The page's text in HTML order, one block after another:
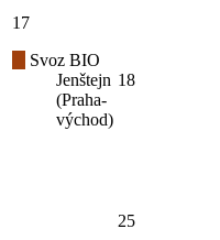
17
Svoz BIO
Jenštejn
(Praha-
východ)
18
25